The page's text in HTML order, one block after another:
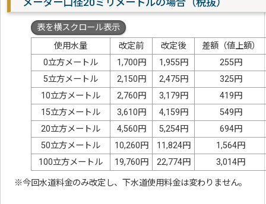
メーター口径20ミリメートルの場合（税抜）
表を横スクロール表示
使用水量
改定前 改定後
差額（値上額）
0立方メートル
1,700円 1,955円
255円
5立方メートル
2,150円 2,475円
325円
10立方メートル
2,760円 3,179円
419円
15立方メートル
3,610円 4,159円
549円
20立方メートル
4,560円 5,254円
694円
50立方メートル
10,260円 11,824円
1,564円
100立方メートル
19,760円 22,774円 3,014円
※今回水道料金のみ改定し、下水道使用料金は変わりません。